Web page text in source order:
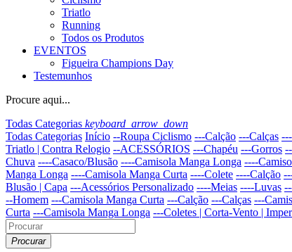
Triatlo
Running
Todos os Produtos
EVENTOS
Figueira Champions Day
Testemunhos
Procure aqui...
Todas Categorias keyboard_arrow_down
Todas Categorias Início --Roupa Ciclismo ---Calção ---Calças
Triatlo | Contra Relogio --ACESSÓRIOS ---Chapéu ---Gorros
Chuva ----Casaco/Blusão ----Camisola Manga Longa ----
Manga Longa ----Camisola Manga Curta ----Colete ----Calção
Blusão | Capa ---Acessórios Personalizado ----Meias ----Luvas
--Homem ---Camisola Manga Curta ---Calção ---Calças ---
Curta ---Camisola Manga Longa ---Coletes | Corta-Vento |
Procurar